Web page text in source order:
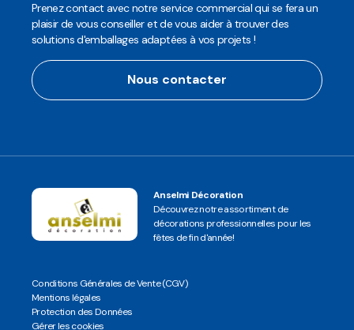
Prenez contact avec notre service commercial qui se fera un
plaisir de vous conseiller et de vous aider à trouver des
solutions d'emballages adaptées à vos projets !
Nous contacter
Anselmi Décoration
Découvrez notre assortiment de
décorations professionnelles pour les
fêtes de fin d'année!
Conditions Générales de Vente (CGV)
Mentions légales
Protection des Données
Gérer les cookies